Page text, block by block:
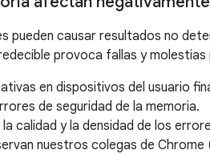
pueden causar resultados no
provoca fallas y molestias
en dispositivos del usuario
de seguridad de la memoria.
calidad y la densidad de los
nuestros colegas de Chrome